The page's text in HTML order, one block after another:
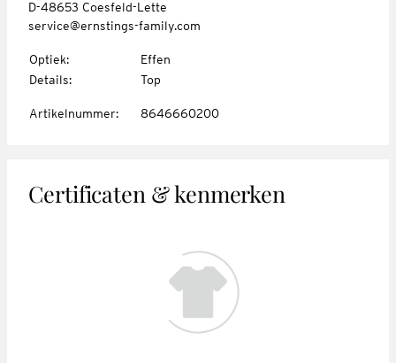
D-48653 Coesfeld-Lette
service@ernstings-family.com
Optiek:
Effen
Details: Top
Artikelnummer: 8646660200
Certificaten & kenmerken